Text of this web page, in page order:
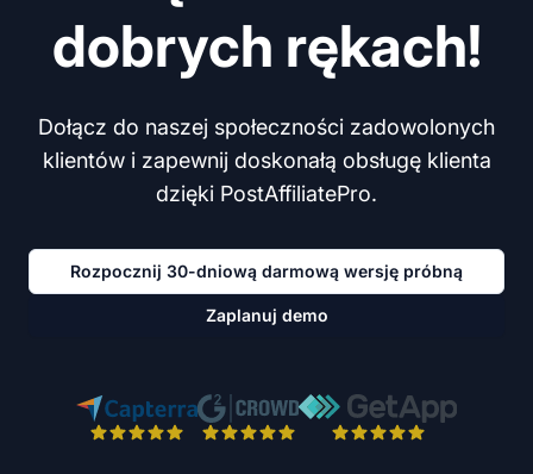
dobrych rękach!
Dołącz do naszej społeczności zadowolonych
klientów i zapewnij doskonałą obsługę klienta
dzięki PostAffiliatePro.
Rozpocznij 30-dniową darmową wersję próbną
Zaplanuj demo